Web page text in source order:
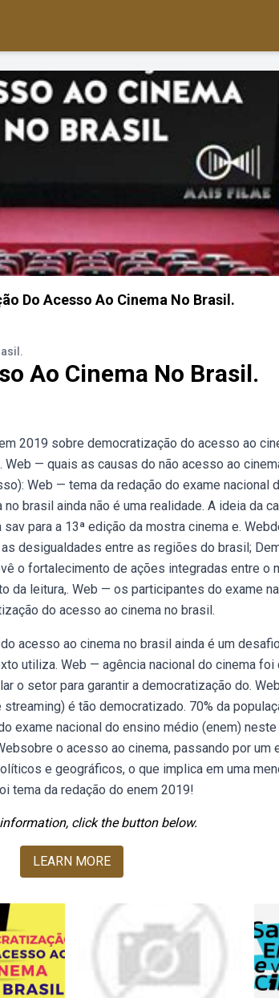
Do Acesso Ao Cinema No Brasil.
Ao Cinema No Brasil.
2019 sobre democratização do acesso ao
— quais as causas do não acesso ao
Web — tema da redação do exame nacional
brasil ainda não é uma realidade. A ideia da
para a 13ª edição da mostra cinema e.
desigualdades entre as regiões do brasil;
o fortalecimento de ações integradas entre o
da leitura,. Web — os participantes do exame
do acesso ao cinema no brasil.
acesso ao cinema no brasil ainda é um
utiliza. Web — agência nacional do cinema foi
o setor para garantir a democratização do.
é tão democratizado. 70% da
exame nacional do ensino médio (enem)
o acesso ao cinema, passando por um
e geográficos, o que implica em uma
tema da redação do enem 2019!
click the button below.
LEARN MORE